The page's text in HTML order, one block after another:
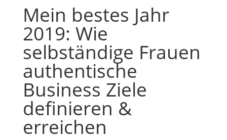
Mein bestes Jahr
2019: Wie
selbständige Frauen
authentische
Business Ziele
definieren &
erreichen